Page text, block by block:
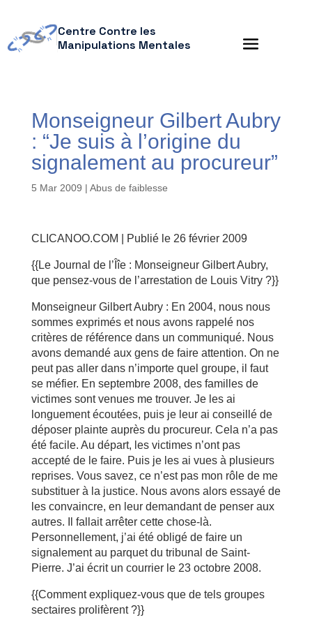
Centre Contre les
Manipulations Mentales
Monseigneur Gilbert Aubry
: “Je suis à l’origine du
signalement au procureur”
5 Mar 2009 | Abus de faiblesse
CLICANOO.COM | Publié le 26 février 2009
{{Le Journal de l’Îîe : Monseigneur Gilbert Aubry,
que pensez-vous de l’arrestation de Louis Vitry ?}}
Monseigneur Gilbert Aubry : En 2004, nous nous
sommes exprimés et nous avons rappelé nos
critères de référence dans un communiqué. Nous
avons demandé aux gens de faire attention. On ne
peut pas aller dans n’importe quel groupe, il faut
se méfier. En septembre 2008, des familles de
victimes sont venues me trouver. Je les ai
longuement écoutées, puis je leur ai conseillé de
déposer plainte auprès du procureur. Cela n’a pas
été facile. Au départ, les victimes n’ont pas
accepté de le faire. Puis je les ai vues à plusieurs
reprises. Vous savez, ce n’est pas mon rôle de me
substituer à la justice. Nous avons alors essayé de
les convaincre, en leur demandant de penser aux
autres. Il fallait arrêter cette chose-là.
Personnellement, j’ai été obligé de faire un
signalement au parquet du tribunal de Saint-
Pierre. J’ai écrit un courrier le 23 octobre 2008.
{{Comment expliquez-vous que de tels groupes
sectaires prolifèrent ?}}